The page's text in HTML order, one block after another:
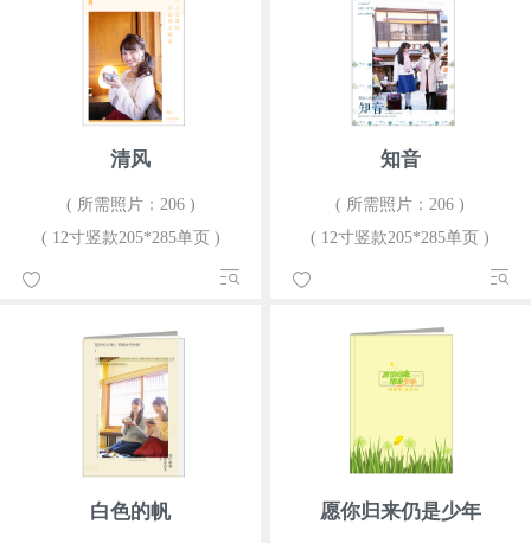
清风
( 所需照片：206 )
( 12寸竖款205*285单页 )
知音
( 所需照片：206 )
( 12寸竖款205*285单页 )
白色的帆 愿你归来仍是少年